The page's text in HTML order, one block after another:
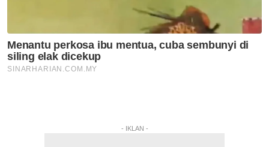
- IKLAN -